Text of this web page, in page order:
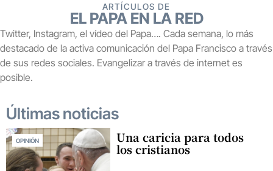
ARTÍCULOS DE
EL PAPA EN LA RED
Twitter, Instagram, el vídeo del Papa…. Cada semana, lo más
destacado de la activa comunicación del Papa Francisco a través
de sus redes sociales. Evangelizar a través de internet es
posible.
Últimas noticias
OPINIÓN Una caricia para todos
los cristianos